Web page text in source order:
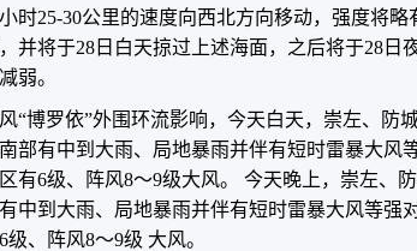
时25-30公里的速度向西北方向移动，强度将
并将于28日白天掠过上述海面，之后将于28日
弱。
“博罗依”外围环流影响，今天白天，崇左、防
部有中到大雨、局地暴雨并伴有短时雷暴大风
有6级、阵风8～9级大风。 今天晚上，崇左、
中到大雨、局地暴雨并伴有短时雷暴大风等强
级、阵风8～9级 大风。